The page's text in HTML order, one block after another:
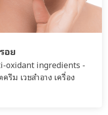
อย
oxidant ingredients -
ม เวชสำอาง เครื่อง